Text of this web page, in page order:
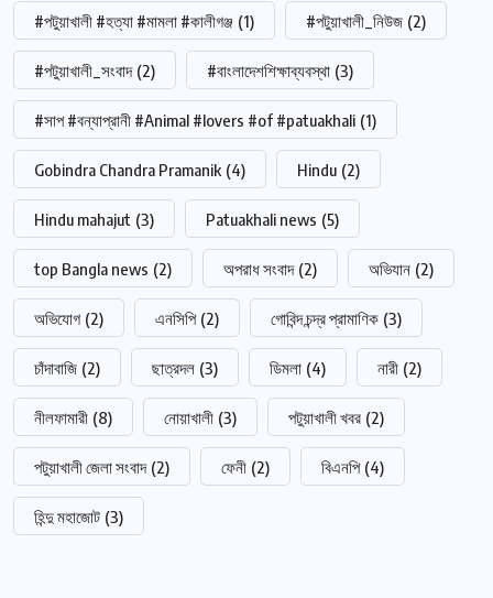
#পটুয়াখালী #হত্যা #মামলা #কালীগঞ্জ (1) #পটুয়াখালী_নিউজ (2)
#পটুয়াখালী_সংবাদ (2) #বাংলাদেশশিক্ষাব্যবস্থা (3)
#সাপ #বন্যাপ্রানী #Animal #lovers #of #patuakhali (1)
Gobindra Chandra Pramanik (4) Hindu (2)
Hindu mahajut (3) Patuakhali news (5)
top Bangla news (2) অপরাধ সংবাদ (2) অভিযান (2)
অভিযোগ (2) এনসিপি (2) গোবিন্দ চন্দ্র প্রামাণিক (3)
চাঁদাবাজি (2) ছাত্রদল (3) ডিমলা (4) নারী (2)
নীলফামারী (8) নোয়াখালী (3) পটুয়াখালী খবর (2)
পটুয়াখালী জেলা সংবাদ (2) ফেনী (2) বিএনপি (4)
হিন্দু মহাজোট (3)